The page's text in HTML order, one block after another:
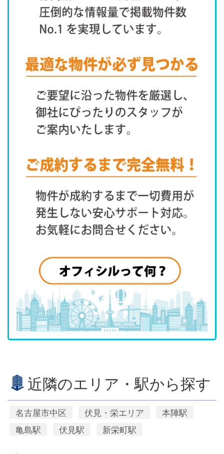
近隣のエリア・駅から探す
名古屋市中区 伏見・栄エリア
本陣駅
亀島駅
伏見駅 新栄町駅